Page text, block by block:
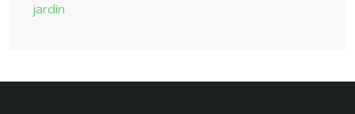
jardín